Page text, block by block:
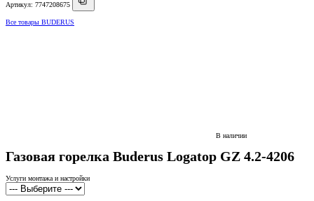
Артикул: 7747208675
Все товары BUDERUS
В наличии
Газовая горелка Buderus Logatop GZ 4.2-4206
Услуги монтажа и настройки